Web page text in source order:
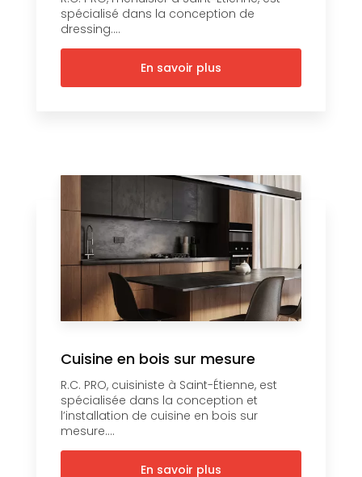
spécialisé dans la conception de
dressing....
En savoir plus
Cuisine en bois sur mesure
R.C. PRO, cuisiniste à Saint-Étienne, est
spécialisée dans la conception et
l’installation de cuisine en bois sur
mesure....
En savoir plus